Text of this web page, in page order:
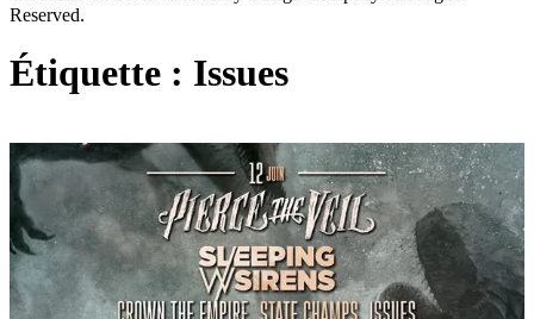
Reserved.
Étiquette : Issues